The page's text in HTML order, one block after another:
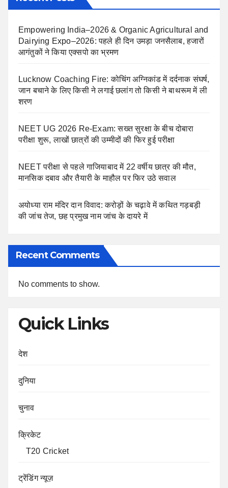
Empowering India–2026 & Organic Agricultural and
Dairying Expo–2026: पहले ही दिन उमड़ा जनसैलाब, हजारों
आगंतुकों ने किया एक्सपो का भ्रमण
Lucknow Coaching Fire: कोचिंग अग्निकांड में दर्दनाक संघर्ष,
जान बचाने के लिए किसी ने लगाई छलांग तो किसी ने बाथरूम में ली
शरण
NEET UG 2026 Re-Exam: सख्त सुरक्षा के बीच दोबारा
परीक्षा शुरू, लाखों छात्रों की उम्मीदों की फिर हुई परीक्षा
NEET परीक्षा से पहले गाजियाबाद में 22 वर्षीय छात्र की मौत,
मानसिक दबाव और तैयारी के माहौल पर फिर उठे सवाल
अयोध्या राम मंदिर दान विवाद: करोड़ों के चढ़ावे में कथित गड़बड़ी
की जांच तेज, छह प्रमुख नाम जांच के दायरे में
Recent Comments
No comments to show.
Quick Links
देश
दुनिया
चुनाव
क्रिकेट
T20 Cricket
ट्रेंडिंग न्यूज़